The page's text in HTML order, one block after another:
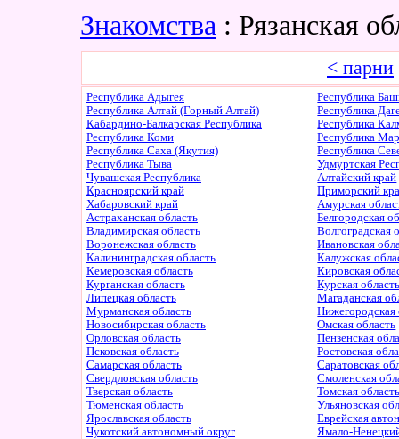
Знакомства : Рязанская
< парни
Республика Адыгея
Республика
Республика Алтай (Горный Алтай)
Республика
Кабардино-Балкарская Республика
Республика
Республика Коми
Республика
Республика Саха (Якутия)
Республика
Республика Тыва
Удмуртская
Чувашская Республика
Алтайский край
Красноярский край
Приморский
Хабаровский край
Амурская
Астраханская область
Белгородская
Владимирская область
Волгоградская
Воронежская область
Ивановская
Калининградская область
Калужская
Кемеровская область
Кировская
Курганская область
Курская
Липецкая область
Магаданская
Мурманская область
Нижегородская
Новосибирская область
Омская область
Орловская область
Пензенская
Псковская область
Ростовская
Самарская область
Саратовская
Свердловская область
Смоленская
Тверская область
Томская
Тюменская область
Ульяновская
Ярославская область
Еврейская
Чукотский автономный округ
Ямало-